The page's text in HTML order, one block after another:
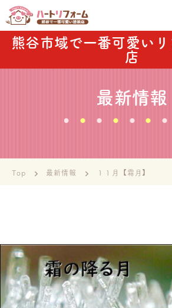
熊谷市域で一番可愛いリ
店
最新情報
Top 最新情報 １１月【霜月】